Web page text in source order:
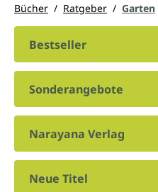
Bücher Ratgeber Garten
Bestseller
Sonderangebote
Narayana Verlag
Neue Titel